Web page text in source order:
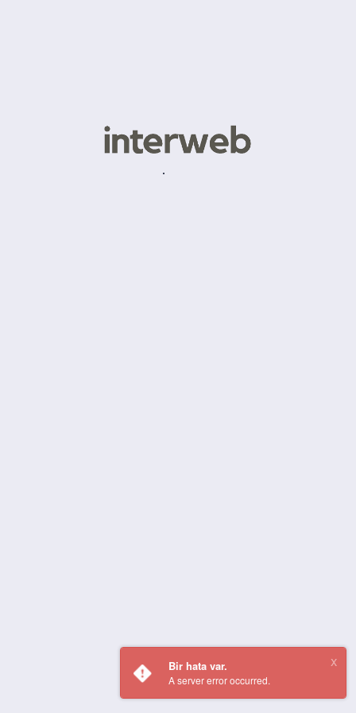
Bir hata var.
A server error occurred.